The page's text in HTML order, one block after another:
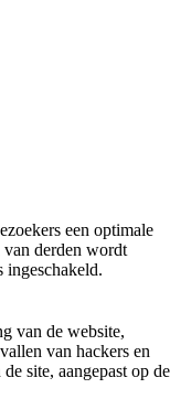
een optimale
van derden wordt
ingeschakeld.
van de website,
van hackers en
site, aangepast op de